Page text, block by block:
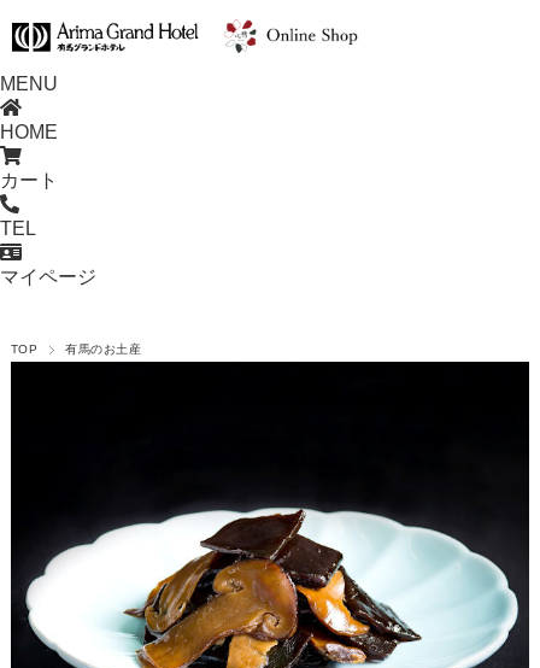
MENU
HOME
カート
TEL
マイページ
TOP 有馬のお土産